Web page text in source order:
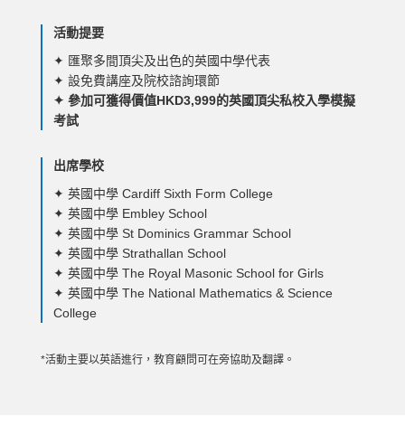
活動提要
✦ 匯聚多間頂尖及出色的英國中學代表
✦ 設免費講座及院校諮詢環節
✦ 參加可獲得價值HKD3,999的英國頂尖私校入學模擬
考試
出席學校
✦ 英國中學 Cardiff Sixth Form College
✦ 英國中學 Embley School
✦ 英國中學 St Dominics Grammar School
✦ 英國中學 Strathallan School
✦ 英國中學 The Royal Masonic School for Girls
✦ 英國中學 The National Mathematics & Science
College
*活動主要以英語進行，教育顧問可在旁協助及翻譯。